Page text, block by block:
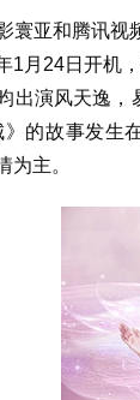
寰亚和腾讯
1月24日开机
出演风天逸
》的故事发生
为主。